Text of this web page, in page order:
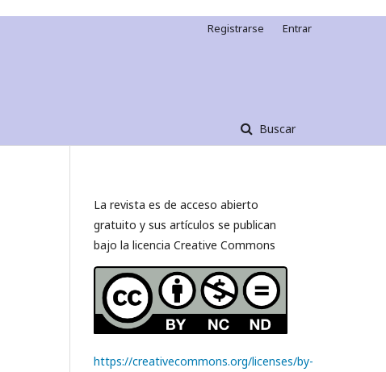
Buscar
Registrarse Entrar
La revista es de acceso abierto
gratuito y sus artículos se publican
bajo la licencia Creative Commons
https://creativecommons.org/licenses/by-